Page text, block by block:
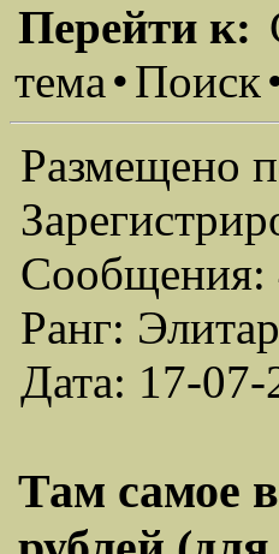
Перейти к:
тема•Поиск
Размещено
Сообщения:
Ранг:
Дата: 17-
Там самое